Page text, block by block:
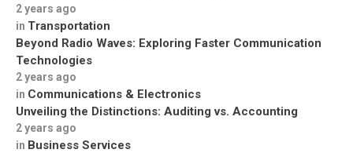
2 years ago
in Transportation
Beyond Radio Waves: Exploring Faster Communication
Technologies
2 years ago
in Communications & Electronics
Unveiling the Distinctions: Auditing vs. Accounting
2 years ago
in Business Services